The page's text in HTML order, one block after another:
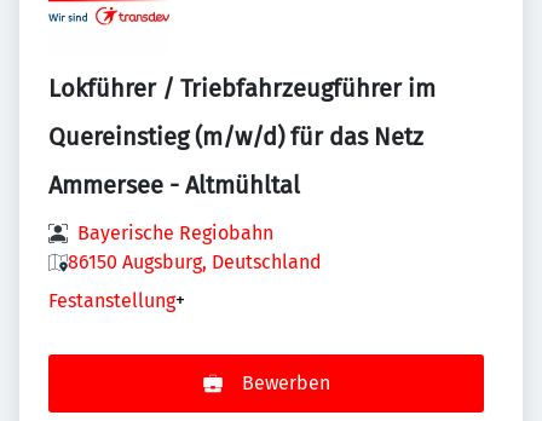
Lokführer / Triebfahrzeugführer im
Quereinstieg (m/w/d) für das Netz
Ammersee - Altmühltal
Bayerische Regiobahn
86150 Augsburg, Deutschland
Festanstellung+
Bewerben